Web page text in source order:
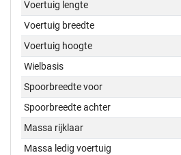
Voertuig lengte
Voertuig breedte
Voertuig hoogte
Wielbasis
Spoorbreedte voor
Spoorbreedte achter
Massa rijklaar
Massa ledig voertuig